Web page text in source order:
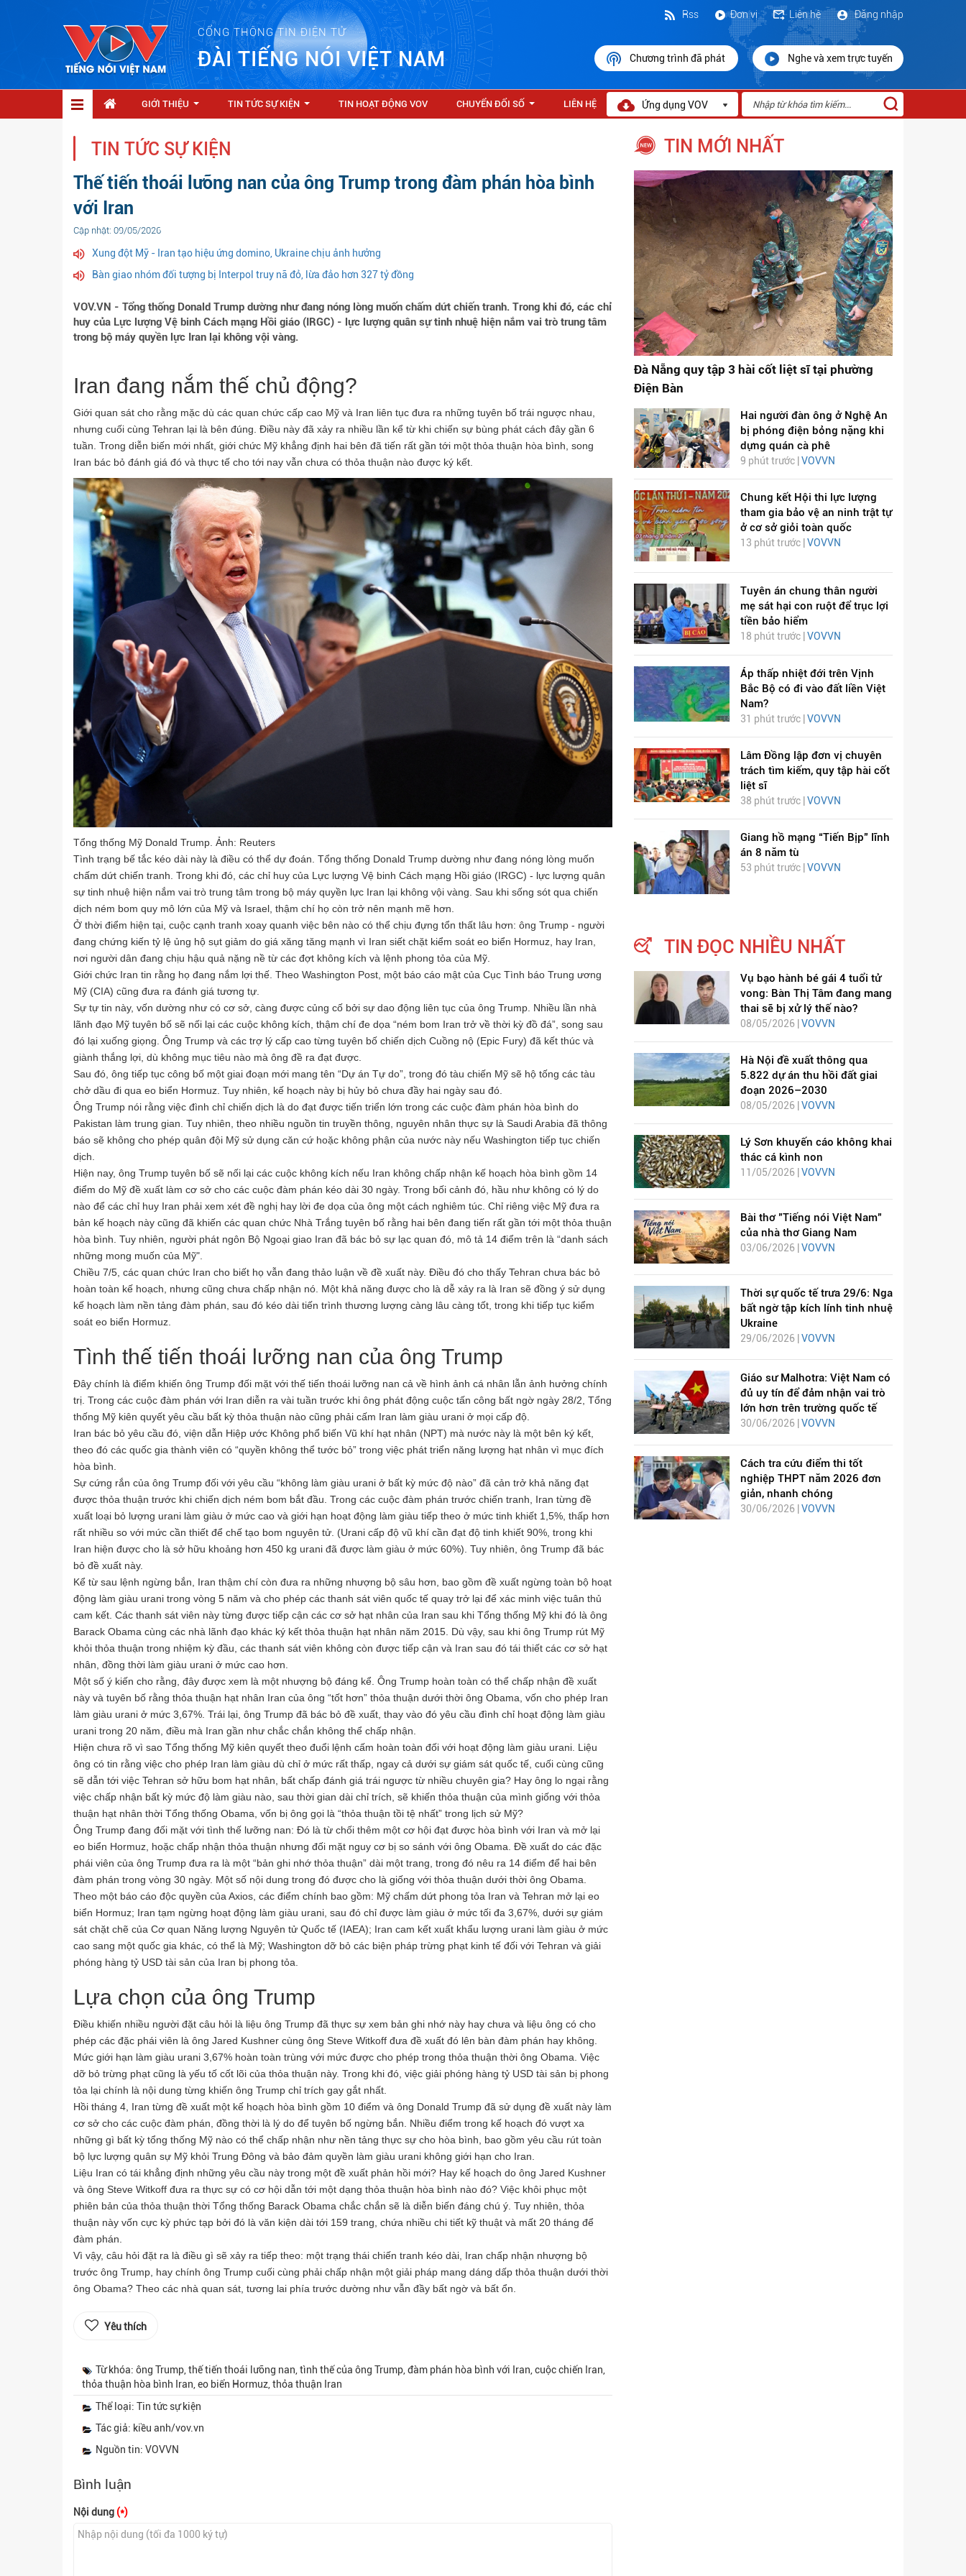
CỔNG THÔNG TIN ĐIỆN TỬ
ĐÀI TIẾNG NÓI VIỆT NAM
Đăng nhập
Liên hệ
Đơn vị
Rss
Chương trình đã phát Nghe và xem trực tuyến
GIỚI THIỆU TIN TỨC SỰ KIỆN TIN HOẠT ĐỘNG VOV CHUYỂN ĐỔI SỐ LIÊN HỆ Ứng dụng VOV
TIN TỨC SỰ KIỆN
Thế tiến thoái lưỡng nan của ông Trump trong đàm phán hòa bình
với Iran
Cập nhật: 09/05/2026
Xung đột Mỹ - Iran tạo hiệu ứng domino, Ukraine chịu ảnh hưởng
Bàn giao nhóm đối tượng bị Interpol truy nã đỏ, lừa đảo hơn 327 tỷ đồng
VOV.VN - Tổng thống Donald Trump dường như đang nóng lòng muốn chấm dứt chiến tranh. Trong khi đó, các chỉ
huy của Lực lượng Vệ binh Cách mạng Hồi giáo (IRGC) - lực lượng quân sự tinh nhuệ hiện nắm vai trò trung tâm
trong bộ máy quyền lực Iran lại không vội vàng.
Iran đang nắm thế chủ động?
Giới quan sát cho rằng mặc dù các quan chức cấp cao Mỹ và Iran liên tục đưa ra những tuyên bố trái ngược nhau,
nhưng cuối cùng Tehran lại là bên đúng. Điều này đã xảy ra nhiều lần kể từ khi chiến sự bùng phát cách đây gần 6
tuần. Trong diễn biến mới nhất, giới chức Mỹ khẳng định hai bên đã tiến rất gần tới một thỏa thuận hòa bình, song
Iran bác bỏ đánh giá đó và thực tế cho tới nay vẫn chưa có thỏa thuận nào được ký kết.
Tổng thống Mỹ Donald Trump. Ảnh: Reuters
Tình trạng bế tắc kéo dài này là điều có thể dự đoán. Tổng thống Donald Trump dường như đang nóng lòng muốn
chấm dứt chiến tranh. Trong khi đó, các chỉ huy của Lực lượng Vệ binh Cách mạng Hồi giáo (IRGC) - lực lượng quân
sự tinh nhuệ hiện nắm vai trò trung tâm trong bộ máy quyền lực Iran lại không vội vàng. Sau khi sống sót qua chiến
dịch ném bom quy mô lớn của Mỹ và Israel, thậm chí họ còn trở nên mạnh mẽ hơn.
Ở thời điểm hiện tại, cuộc cạnh tranh xoay quanh việc bên nào có thể chịu đựng tổn thất lâu hơn: ông Trump - người
đang chứng kiến tỷ lệ ủng hộ sụt giảm do giá xăng tăng mạnh vì Iran siết chặt kiểm soát eo biển Hormuz, hay Iran,
nơi người dân đang chịu hậu quả nặng nề từ các đợt không kích và lệnh phong tỏa của Mỹ.
Giới chức Iran tin rằng họ đang nắm lợi thế. Theo Washington Post, một báo cáo mật của Cục Tình báo Trung ương
Mỹ (CIA) cũng đưa ra đánh giá tương tự.
Sự tự tin này, vốn dường như có cơ sở, càng được củng cố bởi sự dao động liên tục của ông Trump. Nhiều lần nhà
lãnh đạo Mỹ tuyên bố sẽ nối lại các cuộc không kích, thậm chí đe dọa “ném bom Iran trở về thời kỳ đồ đá”, song sau
đó lại xuống giọng. Ông Trump và các trợ lý cấp cao từng tuyên bố chiến dịch Cuồng nộ (Epic Fury) đã kết thúc và
giành thắng lợi, dù không mục tiêu nào mà ông đề ra đạt được.
Sau đó, ông tiếp tục công bố một giai đoạn mới mang tên “Dự án Tự do”, trong đó tàu chiến Mỹ sẽ hộ tống các tàu
chở dầu đi qua eo biển Hormuz. Tuy nhiên, kế hoạch này bị hủy bỏ chưa đầy hai ngày sau đó.
Ông Trump nói rằng việc đình chỉ chiến dịch là do đạt được tiến triển lớn trong các cuộc đàm phán hòa bình do
Pakistan làm trung gian. Tuy nhiên, theo nhiều nguồn tin truyền thông, nguyên nhân thực sự là Saudi Arabia đã thông
báo sẽ không cho phép quân đội Mỹ sử dụng căn cứ hoặc không phận của nước này nếu Washington tiếp tục chiến
dịch.
Hiện nay, ông Trump tuyên bố sẽ nối lại các cuộc không kích nếu Iran không chấp nhận kế hoạch hòa bình gồm 14
điểm do Mỹ đề xuất làm cơ sở cho các cuộc đàm phán kéo dài 30 ngày. Trong bối cảnh đó, hầu như không có lý do
nào để các chỉ huy Iran phải xem xét đề nghị hay lời đe dọa của ông một cách nghiêm túc. Chỉ riêng việc Mỹ đưa ra
bản kế hoạch này cũng đã khiến các quan chức Nhà Trắng tuyên bố rằng hai bên đang tiến rất gần tới một thỏa thuận
hòa bình. Tuy nhiên, người phát ngôn Bộ Ngoại giao Iran đã bác bỏ sự lạc quan đó, mô tả 14 điểm trên là “danh sách
những mong muốn của Mỹ".
Chiều 7/5, các quan chức Iran cho biết họ vẫn đang thảo luận về đề xuất này. Điều đó cho thấy Tehran chưa bác bỏ
hoàn toàn kế hoạch, nhưng cũng chưa chấp nhận nó. Một khả năng được cho là dễ xảy ra là Iran sẽ đồng ý sử dụng
kế hoạch làm nền tảng đàm phán, sau đó kéo dài tiến trình thương lượng càng lâu càng tốt, trong khi tiếp tục kiểm
soát eo biển Hormuz.
Tình thế tiến thoái lưỡng nan của ông Trump
Đây chính là điểm khiến ông Trump đối mặt với thế tiến thoái lưỡng nan cả về hình ảnh cá nhân lẫn ảnh hưởng chính
trị. Trong các cuộc đàm phán với Iran diễn ra vài tuần trước khi ông phát động cuộc tấn công bất ngờ ngày 28/2, Tổng
thống Mỹ kiên quyết yêu cầu bất kỳ thỏa thuận nào cũng phải cấm Iran làm giàu urani ở mọi cấp độ.
Iran bác bỏ yêu cầu đó, viện dẫn Hiệp ước Không phổ biến Vũ khí hạt nhân (NPT) mà nước này là một bên ký kết,
theo đó các quốc gia thành viên có “quyền không thể tước bỏ” trong việc phát triển năng lượng hạt nhân vì mục đích
hòa bình.
Sự cứng rắn của ông Trump đối với yêu cầu “không làm giàu urani ở bất kỳ mức độ nào” đã cản trở khả năng đạt
được thỏa thuận trước khi chiến dịch ném bom bắt đầu. Trong các cuộc đàm phán trước chiến tranh, Iran từng đề
xuất loại bỏ lượng urani làm giàu ở mức cao và giới hạn hoạt động làm giàu tiếp theo ở mức tinh khiết 1,5%, thấp hơn
rất nhiều so với mức cần thiết để chế tạo bom nguyên tử. (Urani cấp độ vũ khí cần đạt độ tinh khiết 90%, trong khi
Iran hiện được cho là sở hữu khoảng hơn 450 kg urani đã được làm giàu ở mức 60%). Tuy nhiên, ông Trump đã bác
bỏ đề xuất này.
Kể từ sau lệnh ngừng bắn, Iran thậm chí còn đưa ra những nhượng bộ sâu hơn, bao gồm đề xuất ngừng toàn bộ hoạt
động làm giàu urani trong vòng 5 năm và cho phép các thanh sát viên quốc tế quay trở lại để xác minh việc tuân thủ
cam kết. Các thanh sát viên này từng được tiếp cận các cơ sở hạt nhân của Iran sau khi Tổng thống Mỹ khi đó là ông
Barack Obama cùng các nhà lãnh đạo khác ký kết thỏa thuận hạt nhân năm 2015. Dù vậy, sau khi ông Trump rút Mỹ
khỏi thỏa thuận trong nhiệm kỳ đầu, các thanh sát viên không còn được tiếp cận và Iran sau đó tái thiết các cơ sở hạt
nhân, đồng thời làm giàu urani ở mức cao hơn.
Một số ý kiến cho rằng, đây được xem là một nhượng bộ đáng kể. Ông Trump hoàn toàn có thể chấp nhận đề xuất
này và tuyên bố rằng thỏa thuận hạt nhân Iran của ông “tốt hơn” thỏa thuận dưới thời ông Obama, vốn cho phép Iran
làm giàu urani ở mức 3,67%. Trái lại, ông Trump đã bác bỏ đề xuất, thay vào đó yêu cầu đình chỉ hoạt động làm giàu
urani trong 20 năm, điều mà Iran gần như chắc chắn không thể chấp nhận.
Hiện chưa rõ vì sao Tổng thống Mỹ kiên quyết theo đuổi lệnh cấm hoàn toàn đối với hoạt động làm giàu urani. Liệu
ông có tin rằng việc cho phép Iran làm giàu dù chỉ ở mức rất thấp, ngay cả dưới sự giám sát quốc tế, cuối cùng cũng
sẽ dẫn tới việc Tehran sở hữu bom hạt nhân, bất chấp đánh giá trái ngược từ nhiều chuyên gia? Hay ông lo ngại rằng
việc chấp nhận bất kỳ mức độ làm giàu nào, sau thời gian dài chỉ trích, sẽ khiến thỏa thuận của mình giống với thỏa
thuận hạt nhân thời Tổng thống Obama, vốn bị ông gọi là “thỏa thuận tồi tệ nhất” trong lịch sử Mỹ?
Ông Trump đang đối mặt với tình thế lưỡng nan: Đó là từ chối thêm một cơ hội đạt được hòa bình với Iran và mở lại
eo biển Hormuz, hoặc chấp nhận thỏa thuận nhưng đối mặt nguy cơ bị so sánh với ông Obama. Đề xuất do các đặc
phái viên của ông Trump đưa ra là một “bản ghi nhớ thỏa thuận” dài một trang, trong đó nêu ra 14 điểm để hai bên
đàm phán trong vòng 30 ngày. Một số nội dung trong đó được cho là giống với thỏa thuận dưới thời ông Obama.
Theo một báo cáo độc quyền của Axios, các điểm chính bao gồm: Mỹ chấm dứt phong tỏa Iran và Tehran mở lại eo
biển Hormuz; Iran tạm ngừng hoạt động làm giàu urani, sau đó chỉ được làm giàu ở mức tối đa 3,67%, dưới sự giám
sát chặt chẽ của Cơ quan Năng lượng Nguyên tử Quốc tế (IAEA); Iran cam kết xuất khẩu lượng urani làm giàu ở mức
cao sang một quốc gia khác, có thể là Mỹ; Washington dỡ bỏ các biện pháp trừng phạt kinh tế đối với Tehran và giải
phóng hàng tỷ USD tài sản của Iran bị phong tỏa.
Lựa chọn của ông Trump
Điều khiến nhiều người đặt câu hỏi là liệu ông Trump đã thực sự xem bản ghi nhớ này hay chưa và liệu ông có cho
phép các đặc phái viên là ông Jared Kushner cùng ông Steve Witkoff đưa đề xuất đó lên bàn đàm phán hay không.
Mức giới hạn làm giàu urani 3,67% hoàn toàn trùng với mức được cho phép trong thỏa thuận thời ông Obama. Việc
dỡ bỏ trừng phạt cũng là yếu tố cốt lõi của thỏa thuận này. Trong khi đó, việc giải phóng hàng tỷ USD tài sản bị phong
tỏa lại chính là nội dung từng khiến ông Trump chỉ trích gay gắt nhất.
Hồi tháng 4, Iran từng đề xuất một kế hoạch hòa bình gồm 10 điểm và ông Donald Trump đã sử dụng đề xuất này làm
cơ sở cho các cuộc đàm phán, đồng thời là lý do để tuyên bố ngừng bắn. Nhiều điểm trong kế hoạch đó vượt xa
những gì bất kỳ tổng thống Mỹ nào có thể chấp nhận như nền tảng thực sự cho hòa bình, bao gồm yêu cầu rút toàn
bộ lực lượng quân sự Mỹ khỏi Trung Đông và bảo đảm quyền làm giàu urani không giới hạn cho Iran.
Liệu Iran có tái khẳng định những yêu cầu này trong một đề xuất phản hồi mới? Hay kế hoạch do ông Jared Kushner
và ông Steve Witkoff đưa ra thực sự có cơ hội dẫn tới một dạng thỏa thuận hòa bình nào đó? Việc khôi phục một
phiên bản của thỏa thuận thời Tổng thống Barack Obama chắc chắn sẽ là diễn biến đáng chú ý. Tuy nhiên, thỏa
thuận này vốn cực kỳ phức tạp bởi đó là văn kiện dài tới 159 trang, chứa nhiều chi tiết kỹ thuật và mất 20 tháng để
đàm phán.
Vì vậy, câu hỏi đặt ra là điều gì sẽ xảy ra tiếp theo: một trạng thái chiến tranh kéo dài, Iran chấp nhận nhượng bộ
trước ông Trump, hay chính ông Trump cuối cùng phải chấp nhận một giải pháp mang dáng dấp thỏa thuận dưới thời
ông Obama? Theo các nhà quan sát, tương lai phía trước dường như vẫn đầy bất ngờ và bất ổn.
Yêu thích
Từ khóa: ông Trump, thế tiến thoái lưỡng nan, tình thế của ông Trump, đàm phán hòa bình với Iran, cuộc chiến Iran,
thỏa thuận hòa bình Iran, eo biển Hormuz, thỏa thuận Iran
Thể loại: Tin tức sự kiện
Tác giả: kiều anh/vov.vn
Nguồn tin: VOVVN
Bình luận
Nội dung (*)
TIN MỚI NHẤT
Đà Nẵng quy tập 3 hài cốt liệt sĩ tại phường
Điện Bàn
Hai người đàn ông ở Nghệ An
bị phóng điện bỏng nặng khi
dựng quán cà phê
9 phút trước | VOVVN
Chung kết Hội thi lực lượng
tham gia bảo vệ an ninh trật tự
ở cơ sở giỏi toàn quốc
13 phút trước | VOVVN
Tuyên án chung thân người
mẹ sát hại con ruột để trục lợi
tiền bảo hiểm
18 phút trước |VOVVN
Áp thấp nhiệt đới trên Vịnh
Bắc Bộ có đi vào đất liền Việt
Nam?
31 phút trước | VOVVN
Lâm Đồng lập đơn vị chuyên
trách tìm kiếm, quy tập hài cốt
liệt sĩ
38 phút trước | VOVVN
Giang hồ mạng “Tiến Bịp” lĩnh
án 8 năm tù
53 phút trước | VOVVN
TIN ĐỌC NHIỀU NHẤT
Vụ bạo hành bé gái 4 tuổi tử
vong: Bàn Thị Tâm đang mang
thai sẽ bị xử lý thế nào?
08/05/2026 | VOVVN
Hà Nội đề xuất thông qua
5.822 dự án thu hồi đất giai
đoạn 2026–2030
08/05/2026 | VOVVN
Lý Sơn khuyến cáo không khai
thác cá kình non
11/05/2026 | VOVVN
Bài thơ "Tiếng nói Việt Nam"
của nhà thơ Giang Nam
03/06/2026 | VOVVN
Thời sự quốc tế trưa 29/6: Nga
bất ngờ tập kích lính tinh nhuệ
Ukraine
29/06/2026 | VOVVN
Giáo sư Malhotra: Việt Nam có
đủ uy tín để đảm nhận vai trò
lớn hơn trên trường quốc tế
30/06/2026 | VOVVN
Cách tra cứu điểm thi tốt
nghiệp THPT năm 2026 đơn
giản, nhanh chóng
30/06/2026 | VOVVN